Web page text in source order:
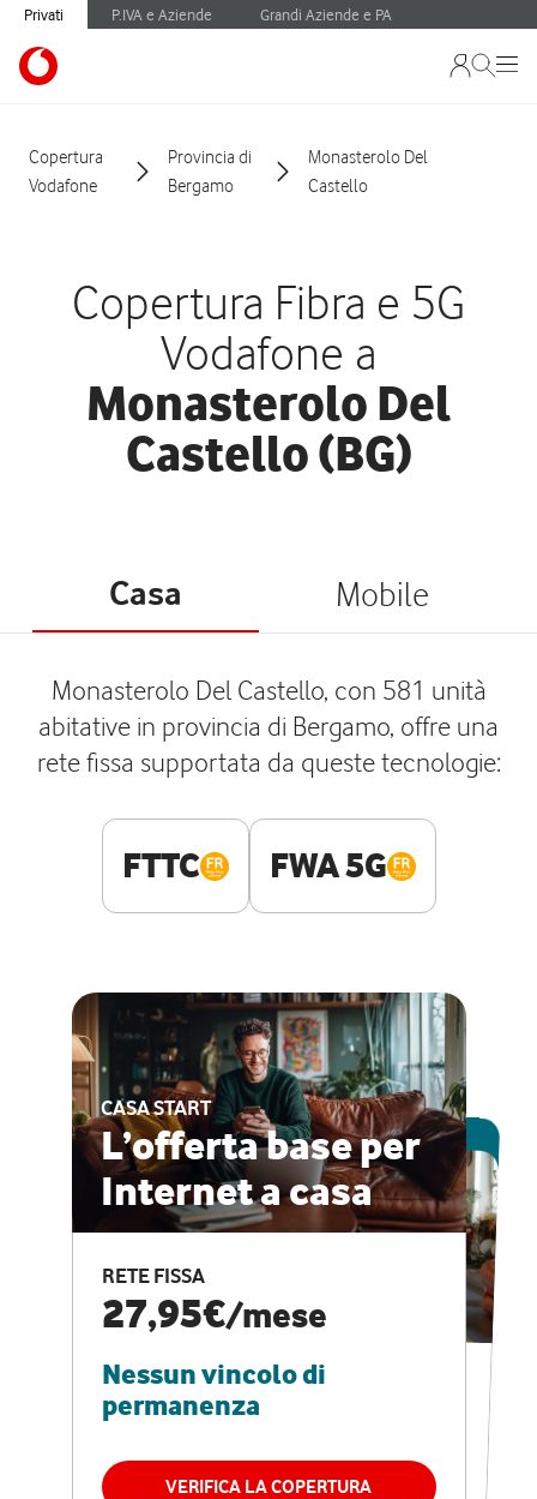
Privati P.IVA e Aziende Grandi Aziende e PA
Copertura
Vodafone
Provincia di
Bergamo
Monasterolo Del
Castello
Copertura Fibra e 5G
Vodafone a
Monasterolo Del
Castello (BG)
Casa Mobile
Monasterolo Del Castello, con 581 unità
abitative in provincia di Bergamo, offre una
rete fissa supportata da queste tecnologie:
FTTC FWA 5G
CASA START
L’offerta base per
Internet a casa
RETE FISSA
27,95€/mese
Nessun vincolo di
permanenza
VERIFICA LA COPERTURA
ESCLUSIVA ONLINE
CASA PRO
Internet veloce e
vantaggi speciali
RETE FISSA + VODAFONE CLUB
29,95€
permanenza